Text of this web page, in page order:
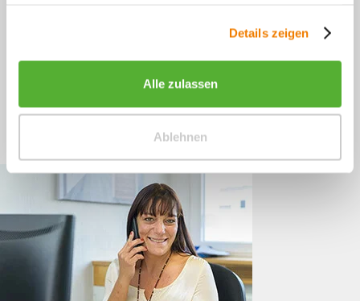
Details zeigen
Alle zulassen
Ablehnen
Sie haben Fragen zu unseren
+49 (0)4244 965 34 04
Mo - Do, 09:00 - 16:00 Uhr
und Fr, 09:00 - 13:00 Uhr